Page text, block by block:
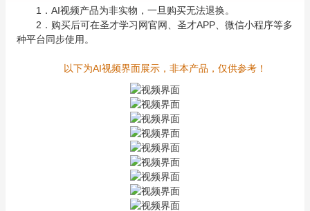
1．AI视频产品为非实物，一旦购买无法退换。
2．购买后可在圣才学习网官网、圣才APP、微信小程序等多
种平台同步使用。
以下为AI视频界面展示，非本产品，仅供参考！